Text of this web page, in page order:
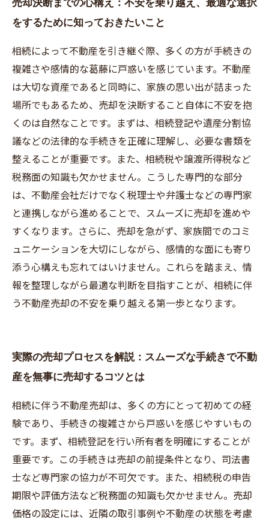
売却決断までの心構え：不安を乗り越え、最適な選択
をするために知っておきたいこと
相続によって不動産を引き継ぐ際、多くの方が手続きの
複雑さや感情的な葛藤に戸惑いを感じています。不動産
は大切な資産であると同時に、家族の思い出が詰まった
場所でもあるため、売却を決断すること自体に不安を抱
くのは自然なことです。まずは、相続登記や遺産分割協
議などの法律的な手続きを正確に理解し、必要な書類を
整えることが重要です。また、相続税や譲渡所得税など
税務面の知識も欠かせません。こうした専門的な部分
は、不動産会社だけでなく税理士や弁護士などの専門家
と連携しながら進めることで、スムーズに売却を進めや
すくなります。さらに、売却を急がず、家族間でのコミ
ュニケーションを大切にしながら、感情的な面にも寄り
添う心構えも忘れてはいけません。これらを踏まえ、情
報を整理しながら最適な判断を目指すことが、相続に伴
う不動産売却の不安を乗り越える第一歩となります。
実際の売却プロセスを解説：スムーズな手続きで不動
産を無事に売却するコツとは
相続に伴う不動産売却は、多くの方にとって初めての経
験であり、手続きの複雑さから戸惑いを感じやすいもの
です。まず、相続登記を行い所有者を明確にすることが
重要です。この手続きは売却の前提条件となり、司法書
士など専門家の協力が不可欠です。また、相続税の申告
期限や評価方法など税務面の知識も欠かせません。売却
価格の設定には、近隣の取引事例や不動産の状態を考慮